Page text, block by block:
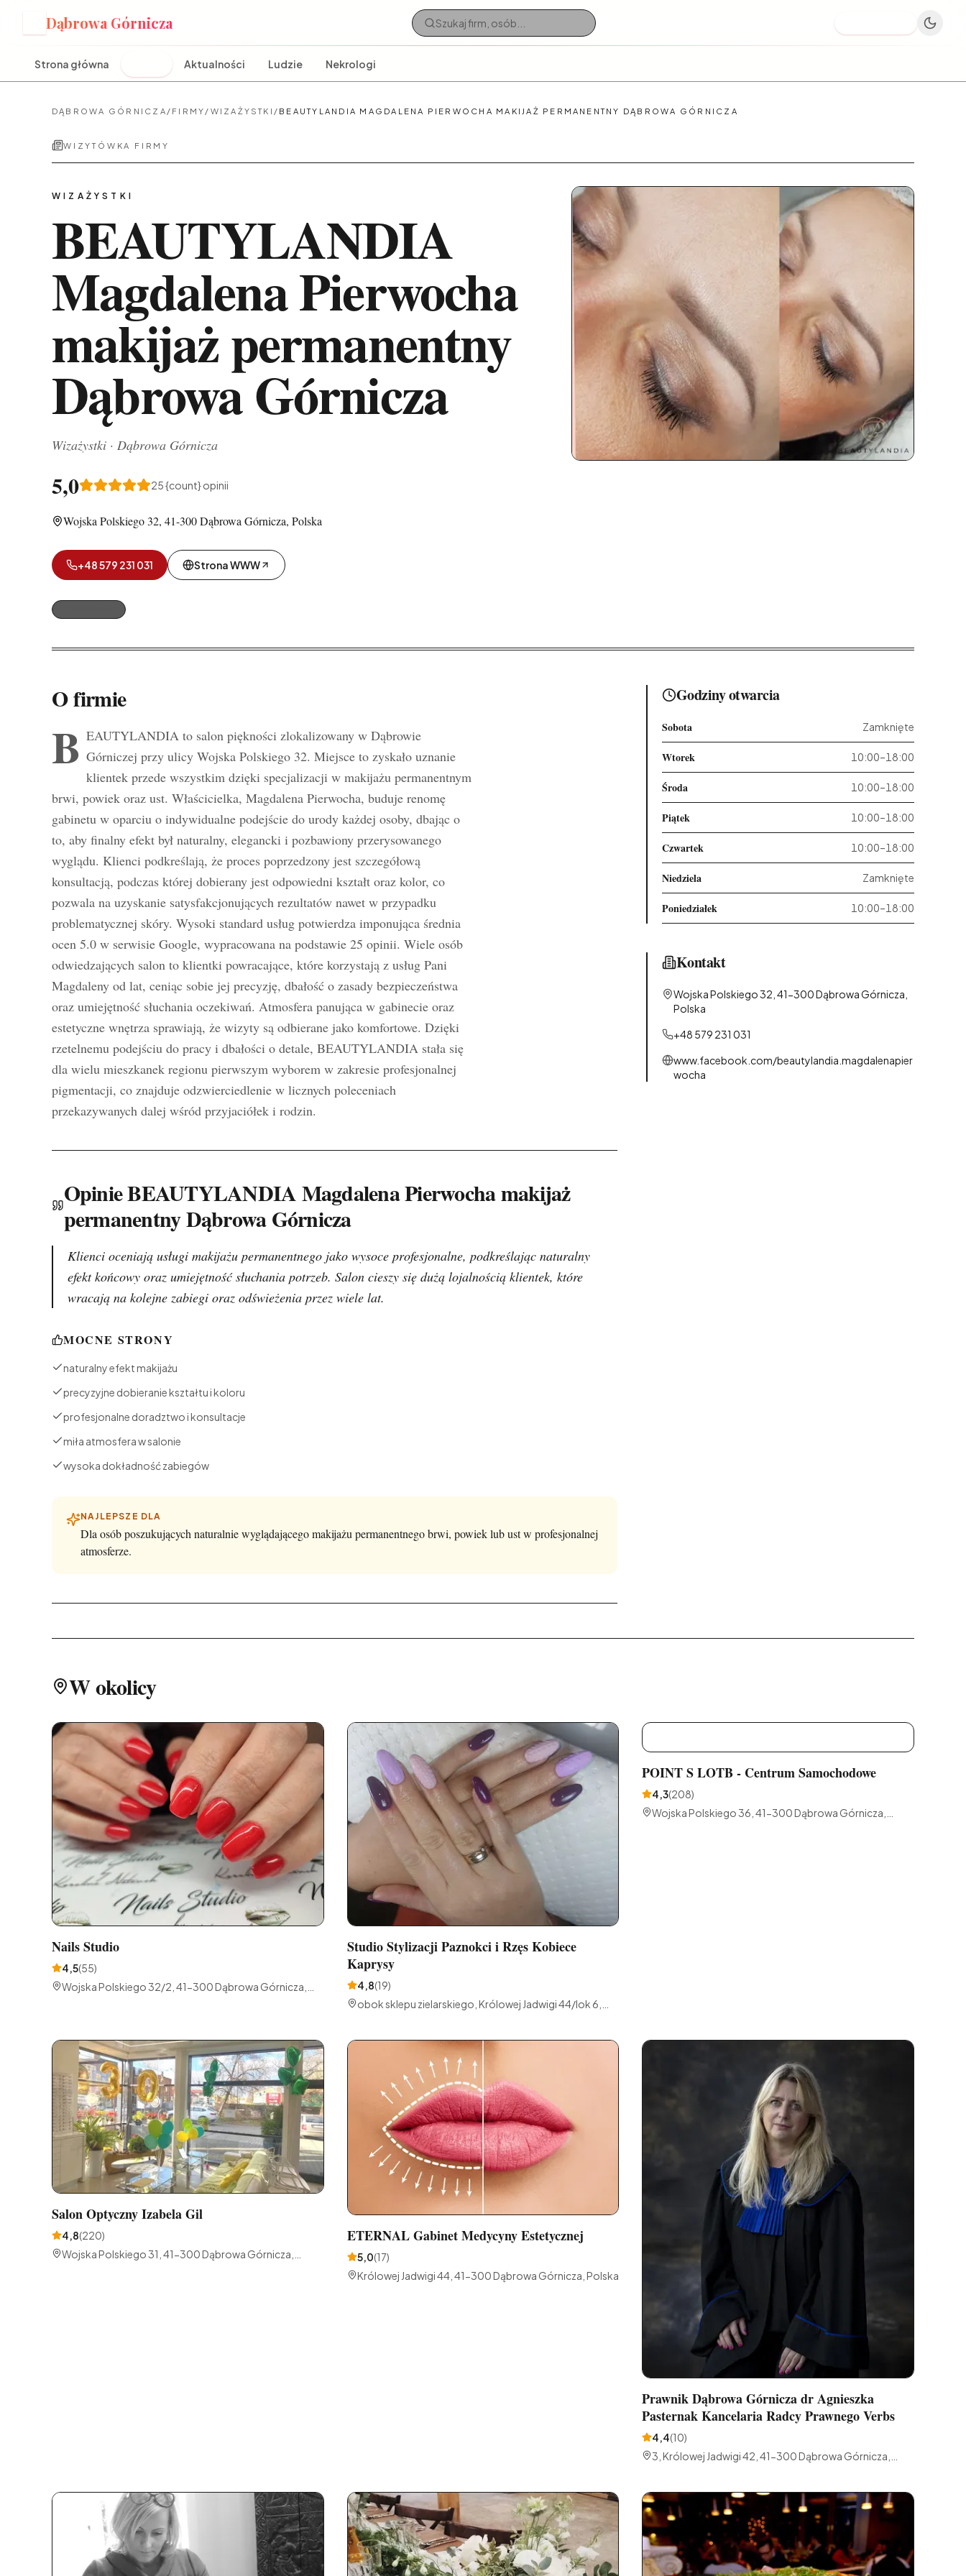
Dąbrowa Górnicza
Strona główna Aktualności Ludzie Nekrologi
DĄBROWA GÓRNICZA / FIRMY / WIZAŻYSTKI / BEAUTYLANDIA MAGDALENA PIERWOCHA MAKIJAŻ PERMANENTNY DĄBROWA GÓRNICZA
WIZYTÓWKA FIRMY
WIZAŻYSTKI
BEAUTYLANDIA
Magdalena Pierwocha
makijaż permanentny
Dąbrowa Górnicza
Wizażystki · Dąbrowa Górnicza
5,0 25{count} opinii
Wojska Polskiego 32, 41-300 Dąbrowa Górnicza, Polska
+48 579 231 031 Strona WWW
O firmie
B EAUTYLANDIA to salon piękności zlokalizowany w Dąbrowie
Górniczej przy ulicy Wojska Polskiego 32. Miejsce to zyskało uznanie
klientek przede wszystkim dzięki specjalizacji w makijażu permanentnym
brwi, powiek oraz ust. Właścicielka, Magdalena Pierwocha, buduje renomę
gabinetu w oparciu o indywidualne podejście do urody każdej osoby, dbając o
to, aby finalny efekt był naturalny, elegancki i pozbawiony przerysowanego
wyglądu. Klienci podkreślają, że proces poprzedzony jest szczegółową
konsultacją, podczas której dobierany jest odpowiedni kształt oraz kolor, co
pozwala na uzyskanie satysfakcjonujących rezultatów nawet w przypadku
problematycznej skóry. Wysoki standard usług potwierdza imponująca średnia
ocen 5.0 w serwisie Google, wypracowana na podstawie 25 opinii. Wiele osób
odwiedzających salon to klientki powracające, które korzystają z usług Pani
Magdaleny od lat, ceniąc sobie jej precyzję, dbałość o zasady bezpieczeństwa
oraz umiejętność słuchania oczekiwań. Atmosfera panująca w gabinecie oraz
estetyczne wnętrza sprawiają, że wizyty są odbierane jako komfortowe. Dzięki
rzetelnemu podejściu do pracy i dbałości o detale, BEAUTYLANDIA stała się
dla wielu mieszkanek regionu pierwszym wyborem w zakresie profesjonalnej
pigmentacji, co znajduje odzwierciedlenie w licznych poleceniach
przekazywanych dalej wśród przyjaciółek i rodzin.
Opinie BEAUTYLANDIA Magdalena Pierwocha makijaż
permanentny Dąbrowa Górnicza
Klienci oceniają usługi makijażu permanentnego jako wysoce profesjonalne, podkreślając naturalny
efekt końcowy oraz umiejętność słuchania potrzeb. Salon cieszy się dużą lojalnością klientek, które
wracają na kolejne zabiegi oraz odświeżenia przez wiele lat.
MOCNE STRONY
naturalny efekt makijażu
precyzyjne dobieranie kształtu i koloru
profesjonalne doradztwo i konsultacje
miła atmosfera w salonie
wysoka dokładność zabiegów
NAJLEPSZE DLA
Dla osób poszukujących naturalnie wyglądającego makijażu permanentnego brwi, powiek lub ust w profesjonalnej
atmosferze.
Godziny otwarcia
Sobota Zamknięte
Wtorek 10:00–18:00
Środa 10:00–18:00
Piątek 10:00–18:00
Czwartek 10:00–18:00
Niedziela Zamknięte
Poniedziałek 10:00–18:00
Kontakt
Wojska Polskiego 32, 41-300 Dąbrowa Górnicza,
Polska
+48 579 231 031
www.facebook.com/beautylandia.magdalenapier
wocha
W okolicy
Nails Studio
4,5(55)
Wojska Polskiego 32/2, 41-300 Dąbrowa Górnicza,
Studio Stylizacji Paznokci i Rzęs Kobiece
Kaprysy
4,8(19)
obok sklepu zielarskiego, Królowej Jadwigi 44/lok 6,
POINT S LOTB - Centrum Samochodowe
4,3(208)
Wojska Polskiego 36, 41-300 Dąbrowa Górnicza,
Salon Optyczny Izabela Gil
4,8(220)
Wojska Polskiego 31, 41-300 Dąbrowa Górnicza,
ETERNAL Gabinet Medycyny Estetycznej
5,0(17)
Królowej Jadwigi 44, 41-300 Dąbrowa Górnicza, Polska
Prawnik Dąbrowa Górnicza dr Agnieszka
Pasternak Kancelaria Radcy Prawnego Verbs
4,4(10)
3, Królowej Jadwigi 42, 41-300 Dąbrowa Górnicza,